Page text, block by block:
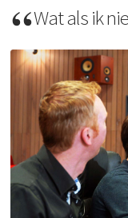
Wat als ik